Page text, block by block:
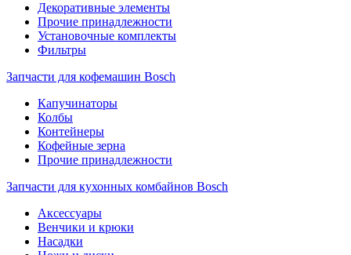
Декоративные элементы
Прочие принадлежности
Установочные комплекты
Фильтры
Запчасти для кофемашин Bosch
Капучинаторы
Колбы
Контейнеры
Кофейные зерна
Прочие принадлежности
Запчасти для кухонных комбайнов Bosch
Аксессуары
Венчики и крюки
Насадки